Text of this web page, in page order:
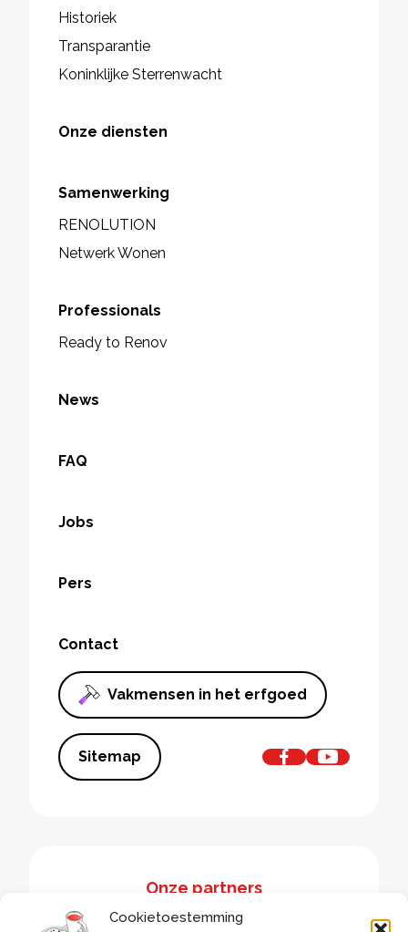
Cookietoestemming
Historiek
Transparantie
Koninklijke Sterrenwacht
Onze diensten
Samenwerking
RENOLUTION
Netwerk Wonen
Professionals
Ready to Renov
News
FAQ
Jobs
Pers
Contact
Vakmensen in het erfgoed
Sitemap
Onze partners